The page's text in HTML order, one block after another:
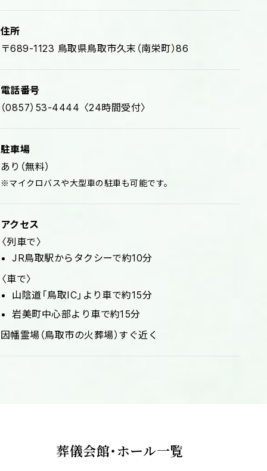
住所
〒689-1123 鳥取県鳥取市久末（南栄町）86
電話番号
（0857）53-4444 〈24時間受付〉
駐車場
あり（無料）
※マイクロバスや大型車の駐車も可能です。
アクセス
〈列車で〉
JR鳥取駅からタクシーで約10分
〈車で〉
山陰道「鳥取IC」より車で約15分
岩美町中心部より車で約15分
因幡霊場（鳥取市の火葬場）すぐ近く
葬儀会館・ホール一覧